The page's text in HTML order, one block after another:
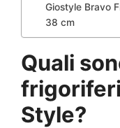
Giostyle Bravo
38 cm
Quali
Style?